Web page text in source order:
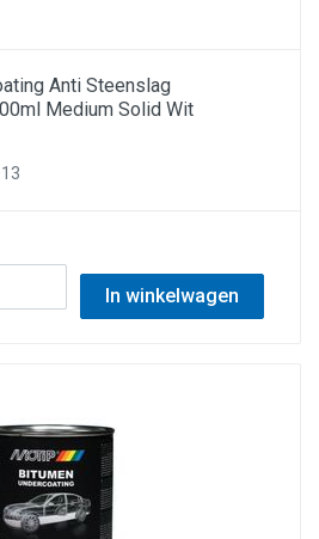
Anti Steenslag
Medium Solid Wit
In winkelwagen